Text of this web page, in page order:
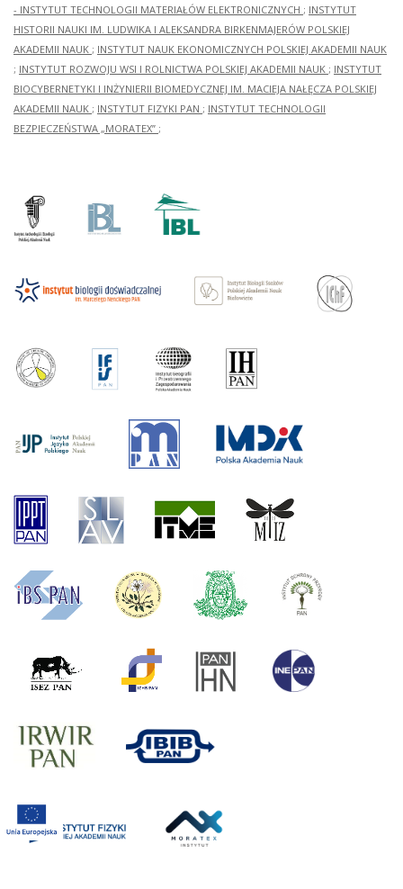
- INSTYTUT TECHNOLOGII MATERIAŁÓW ELEKTRONICZNYCH ; INSTYTUT
HISTORII NAUKI IM. LUDWIKA I ALEKSANDRA BIRKENMAJERÓW POLSKIEJ
AKADEMII NAUK ; INSTYTUT NAUK EKONOMICZNYCH POLSKIEJ AKADEMII NAUK
; INSTYTUT ROZWOJU WSI I ROLNICTWA POLSKIEJ AKADEMII NAUK ; INSTYTUT
BIOCYBERNETYKI I INŻYNIERII BIOMEDYCZNEJ IM. MACIEJA NAŁĘCZA POLSKIEJ
AKADEMII NAUK ; INSTYTUT FIZYKI PAN ; INSTYTUT TECHNOLOGII
BEZPIECZEŃSTWA „MORATEX” ;